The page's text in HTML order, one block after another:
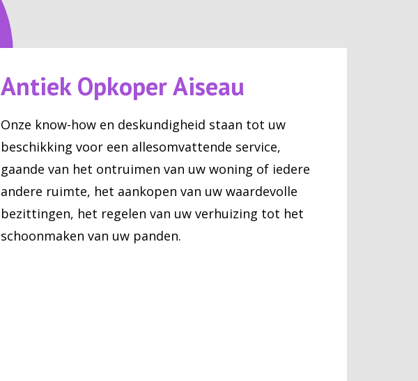
Antiek Opkoper Aiseau
Onze know-how en deskundigheid staan tot uw
beschikking voor een allesomvattende service,
gaande van het ontruimen van uw woning of iedere
andere ruimte, het aankopen van uw waardevolle
bezittingen, het regelen van uw verhuizing tot het
schoonmaken van uw panden.